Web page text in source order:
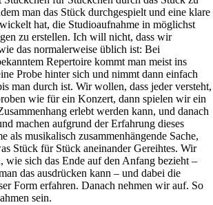
man das Stück durchgespielt und eine klare
hat, die Studioaufnahme in möglichst
zu erstellen. Ich will nicht, dass wir
das normalerweise üblich ist: Bei
Repertoire kommt man meist ins
Probe hinter sich und nimmt dann einfach
man durch ist. Wir wollen, dass jeder versteht,
wie für ein Konzert, dann spielen wir ein
erlebt werden kann, und danach
machen aufgrund der Erfahrung dieses
als musikalisch zusammenhängende Sache,
Stück für Stück aneinander Gereihtes. Wir
wie sich das Ende auf den Anfang bezieht –
das ausdrücken kann – und dabei die
Form erfahren. Danach nehmen wir auf. So
sein.